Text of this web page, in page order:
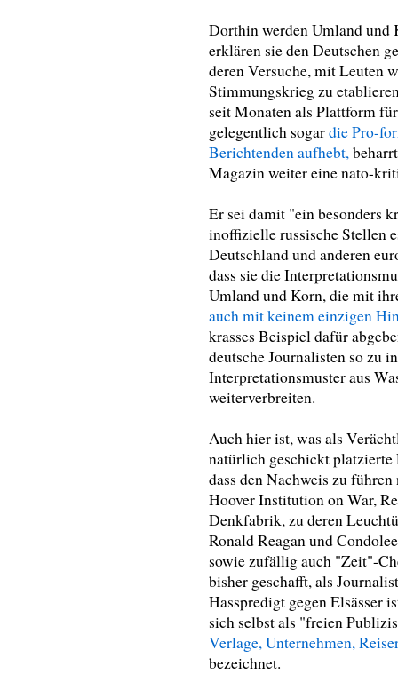
Dorthin werden Umland und
erklären sie den Deutschen
deren Versuche, mit Leuten
Stimmungskrieg zu
seit Monaten als Plattform
gelegentlich sogardie Pro-
Berichtenden aufhebt,
Magazin weiter eine nato-
Er sei damit "ein besonders
inoffizielle russische Stellen
Deutschland und anderen
dass sie die
Umland und Korn, die mit
auch mit keinem einzigen
krasses Beispiel dafür
deutsche Journalisten so zu
Interpretationsmuster aus
weiterverbreiten.
Auch hier ist, was als
natürlich geschickt platzierte
dass den Nachweis zu
Hoover Institution on War,
Denkfabrik, zu deren
Ronald Reagan und
sowie zufällig auch "Zeit"-
bisher geschafft, als
Hasspredigt gegen Elsässer
sich selbst als "freien
Verlage, Unternehmen,
bezeichnet.